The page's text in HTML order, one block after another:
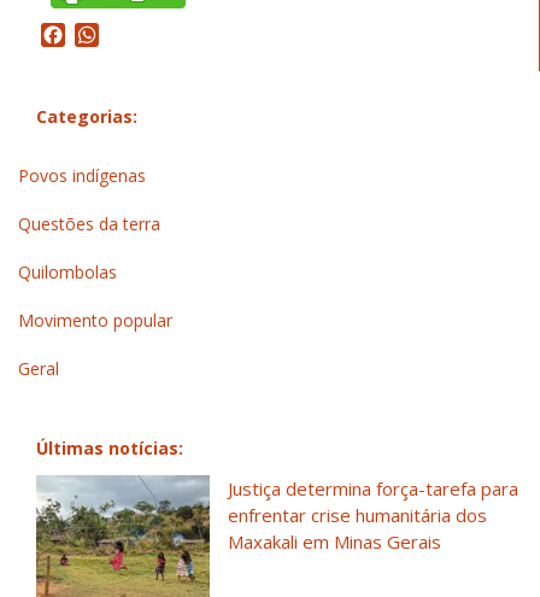
Facebook
Categorias:
Povos indígenas
Questões da terra
Quilombolas
Movimento popular
Geral
Últimas notícias:
Justiça determina força-tarefa para
enfrentar crise humanitária dos
Maxakali em Minas Gerais